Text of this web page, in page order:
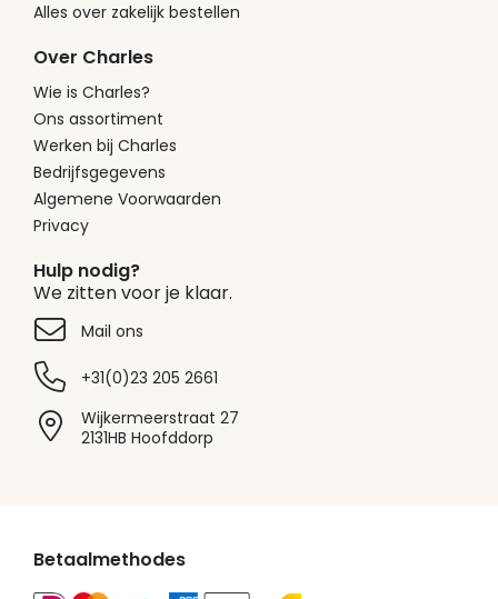
Alles over zakelijk bestellen
Over Charles
Wie is Charles?
Ons assortiment
Werken bij Charles
Bedrijfsgegevens
Algemene Voorwaarden
Privacy
Hulp nodig?
We zitten voor je klaar.
Mail ons
+31(0)23 205 2661
Wijkermeerstraat 27
2131HB Hoofddorp
Betaalmethodes